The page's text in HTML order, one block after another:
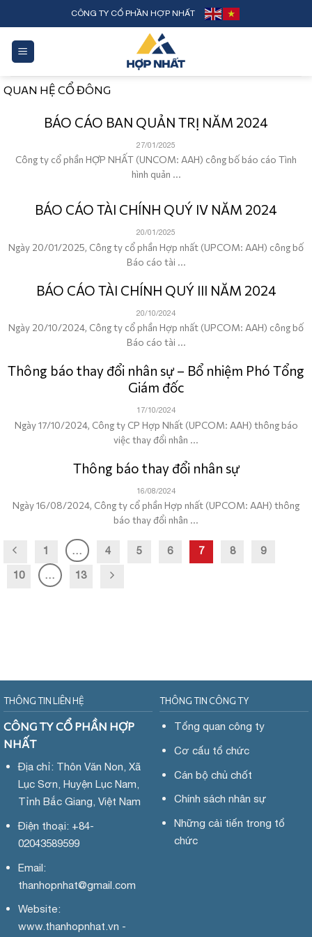
to
content
CÔNG TY CỔ PHẦN HỢP NHẤT
QUAN HỆ CỔ ĐÔNG
BÁO CÁO BAN QUẢN TRỊ NĂM 2024
27/01/2025
Công ty cổ phần HỢP NHẤT (UNCOM: AAH) công bố báo cáo Tình
hình quản ...
BÁO CÁO TÀI CHÍNH QUÝ IV NĂM 2024
20/01/2025
Ngày 20/01/2025, Công ty cổ phần Hợp nhất (UPCOM: AAH) công bố
Báo cáo tài ...
BÁO CÁO TÀI CHÍNH QUÝ III NĂM 2024
20/10/2024
Ngày 20/10/2024, Công ty cổ phần Hợp nhất (UPCOM: AAH) công bố
Báo cáo tài ...
Thông báo thay đổi nhân sự – Bổ nhiệm Phó Tổng
Giám đốc
17/10/2024
Ngày 17/10/2024, Công ty CP Hợp Nhất (UPCOM: AAH) thông báo
việc thay đổi nhân ...
Thông báo thay đổi nhân sự
16/08/2024
Ngày 16/08/2024, Công ty cổ phần Hợp nhất (UPCOM: AAH) thông
báo thay đổi nhân ...
1 … 4 5 6 7 8 9
10 … 13
THÔNG TIN LIÊN HỆ
CÔNG TY CỔ PHẦN HỢP
NHẤT
Địa chỉ: Thôn Văn Non, Xã
Lục Sơn, Huyện Lục Nam,
Tỉnh Bắc Giang, Việt Nam
Điện thoại: +84-
02043589599
Email:
thanhopnhat@gmail.com
Website:
www.thanhopnhat.vn -
THÔNG TIN CÔNG TY
Tổng quan công ty
Cơ cấu tổ chức
Cán bộ chủ chốt
Chính sách nhân sự
Những cải tiến trong tổ
chức